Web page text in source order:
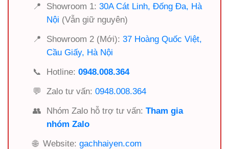
📍 Showroom 1: 30A Cát Linh, Đống Đa, Hà
Nội (Vẫn giữ nguyên)
📍
Showroom 2 (Mới): 37 Hoàng Quốc Việt,
Cầu Giấy, Hà Nội
📞
Hotline: 0948.008.364
💬
Zalo tư vấn: 0948.008.364
👥
Nhóm Zalo hỗ trợ tư vấn: Tham gia
nhóm Zalo
🌐 Website: gachhaiyen.com